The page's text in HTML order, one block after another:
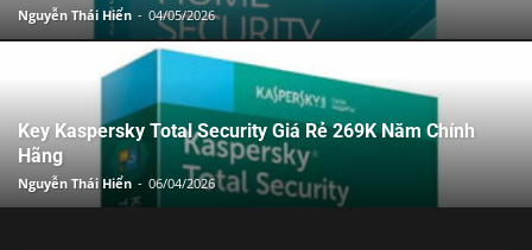
Nguyễn Thái Hiển - 04/05/2026
Key Kaspersky Total Security Giá Rẻ 269K Năm Chính
Hãng
Nguyễn Thái Hiển - 06/04/2026